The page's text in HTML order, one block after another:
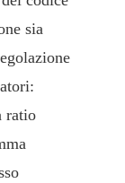
sia
ratio